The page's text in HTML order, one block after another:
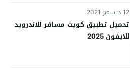
12 ديسمبر 2021
تحميل تطبيق كويت مسافر للاندرويد
للايفون 2025